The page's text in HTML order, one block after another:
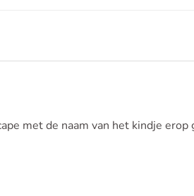
met de naam van het kindje